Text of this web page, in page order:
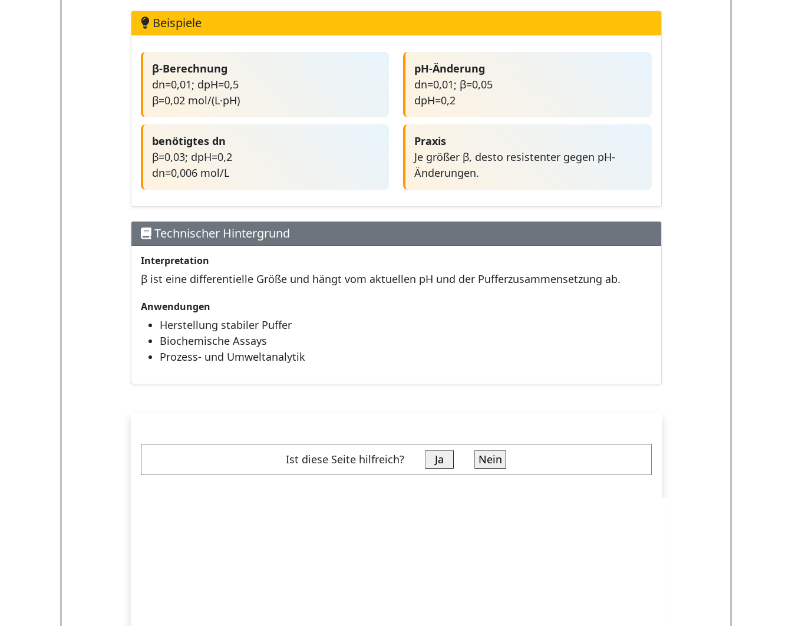
Beispiele
β-Berechnung
dn=0,01; dpH=0,5
β=0,02 mol/(L·pH)
benötigtes dn
β=0,03; dpH=0,2
dn=0,006 mol/L
pH-Änderung
dn=0,01; β=0,05
dpH=0,2
Praxis
Je größer β, desto resistenter gegen pH-
Änderungen.
Technischer Hintergrund
Interpretation
β ist eine differentielle Größe und hängt vom aktuellen pH und der Pufferzusammensetzung ab.
Anwendungen
Herstellung stabiler Puffer
Biochemische Assays
Prozess- und Umweltanalytik
Ist diese Seite hilfreich? Ja Nein